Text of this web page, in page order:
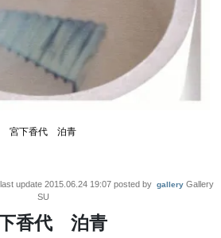
宮下香代 泊青
update 2015.06.24 19:07posted by gallery Gallery
SU
香代 泊青